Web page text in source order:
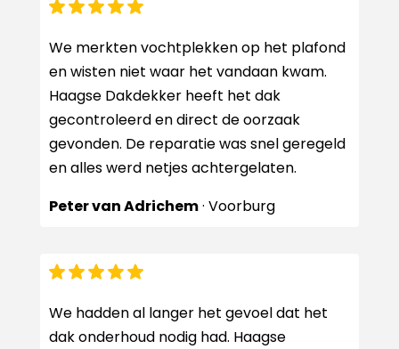
We merkten vochtplekken op het plafond
en wisten niet waar het vandaan kwam.
Haagse Dakdekker heeft het dak
gecontroleerd en direct de oorzaak
gevonden. De reparatie was snel geregeld
en alles werd netjes achtergelaten.
Peter van Adrichem· Voorburg
We hadden al langer het gevoel dat het
dak onderhoud nodig had. Haagse